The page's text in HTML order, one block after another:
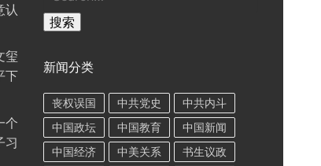
认
玺
下
个
习
搜索
新闻分类
丧权误国 中共党史
中共内斗
中国政坛
中国教育
中国新闻
中国经济
中美关系
书生议政